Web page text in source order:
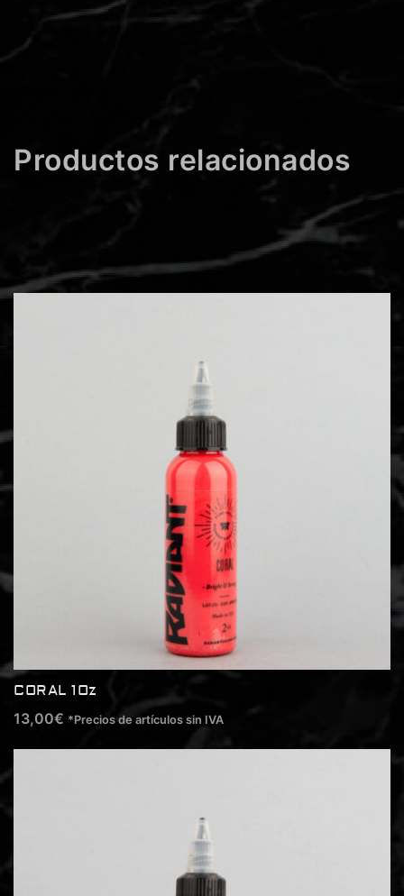
Productos relacionados
CORAL 1Oz
13,00€ *Precios de artículos sin IVA